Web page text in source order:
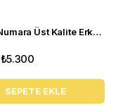
Büyük Numara Üst Kalite Erkek Klasik Ayakkabı - NV02 Siyah süet
₺5.300
SEPETE EKLE